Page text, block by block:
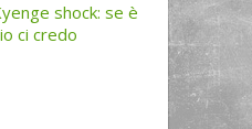
shock: se è
ci credo